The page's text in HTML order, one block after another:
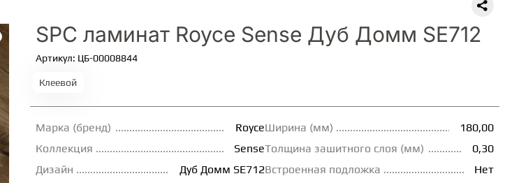
SPC ламинат Royce Sense Дуб Домм SE712
Артикул: ЦБ-00008844
Клеевой
Марка (бренд)
Royce
Коллекция
Sense
Дизайн
Дуб Домм SE712
Ширина (мм)
180,00
Толщина зашитного слоя (мм)
0,30
Встроенная подложка
Нет